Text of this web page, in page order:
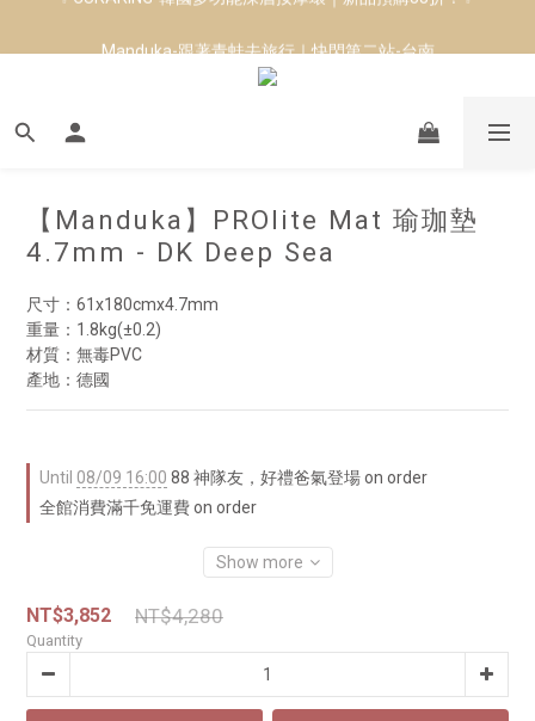
8月短跑滿額贈 | 88 神隊友，好禮爸氣登場
【Manduka】PROlite Mat 瑜珈墊
4.7mm - DK Deep Sea
尺寸：61x180cmx4.7mm
重量：1.8kg(±0.2)
材質：無毒PVC
產地：德國
Until 08/09 16:00 88 神隊友，好禮爸氣登場 on order
全館消費滿千免運費 on order
Show more
NT$3,852 NT$4,280
Quantity